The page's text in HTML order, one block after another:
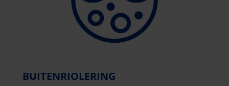
BUITENRIOLERING